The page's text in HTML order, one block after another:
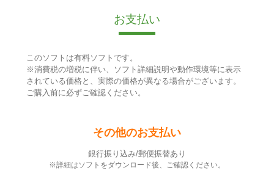
お支払い
このソフトは有料ソフトです。
※消費税の増税に伴い、ソフト詳細説明や動作環境等に表示
されている価格と、実際の価格が異なる場合がございます。
ご購入前に必ずご確認ください。
その他のお支払い
銀行振り込み/郵便振替あり
※詳細はソフトをダウンロード後、ご確認ください。